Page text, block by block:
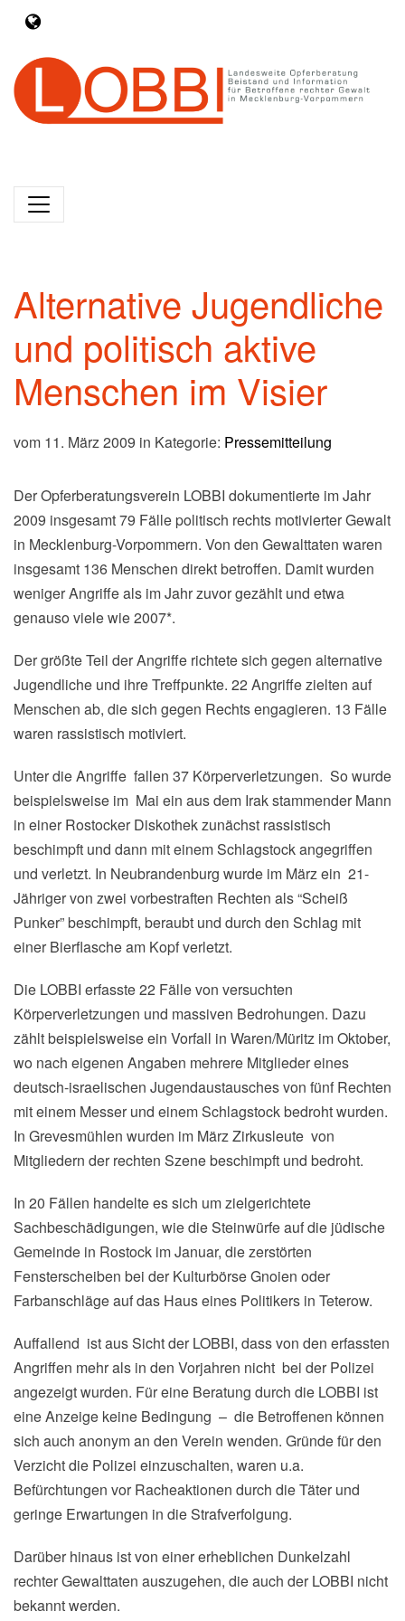
Alternative Jugendliche
und politisch aktive
Menschen im Visier
vom 11. März 2009 in Kategorie: Pressemitteilung
Der Opferberatungsverein LOBBI dokumentierte im Jahr
2009 insgesamt 79 Fälle politisch rechts motivierter Gewalt
in Mecklenburg-Vorpommern. Von den Gewalttaten waren
insgesamt 136 Menschen direkt betroffen. Damit wurden
weniger Angriffe als im Jahr zuvor gezählt und etwa
genauso viele wie 2007*.
Der größte Teil der Angriffe richtete sich gegen alternative
Jugendliche und ihre Treffpunkte. 22 Angriffe zielten auf
Menschen ab, die sich gegen Rechts engagieren. 13 Fälle
waren rassistisch motiviert.
Unter die Angriffe fallen 37 Körperverletzungen. So wurde
beispielsweise im Mai ein aus dem Irak stammender Mann
in einer Rostocker Diskothek zunächst rassistisch
beschimpft und dann mit einem Schlagstock angegriffen
und verletzt. In Neubrandenburg wurde im März ein 21-
Jähriger von zwei vorbestraften Rechten als “Scheiß
Punker” beschimpft, beraubt und durch den Schlag mit
einer Bierflasche am Kopf verletzt.
Die LOBBI erfasste 22 Fälle von versuchten
Körperverletzungen und massiven Bedrohungen. Dazu
zählt beispielsweise ein Vorfall in Waren/Müritz im Oktober,
wo nach eigenen Angaben mehrere Mitglieder eines
deutsch-israelischen Jugendaustausches von fünf Rechten
mit einem Messer und einem Schlagstock bedroht wurden.
In Grevesmühlen wurden im März Zirkusleute von
Mitgliedern der rechten Szene beschimpft und bedroht.
In 20 Fällen handelte es sich um zielgerichtete
Sachbeschädigungen, wie die Steinwürfe auf die jüdische
Gemeinde in Rostock im Januar, die zerstörten
Fensterscheiben bei der Kulturbörse Gnoien oder
Farbanschläge auf das Haus eines Politikers in Teterow.
Auffallend ist aus Sicht der LOBBI, dass von den erfassten
Angriffen mehr als in den Vorjahren nicht bei der Polizei
angezeigt wurden. Für eine Beratung durch die LOBBI ist
eine Anzeige keine Bedingung – die Betroffenen können
sich auch anonym an den Verein wenden. Gründe für den
Verzicht die Polizei einzuschalten, waren u.a.
Befürchtungen vor Racheaktionen durch die Täter und
geringe Erwartungen in die Strafverfolgung.
Darüber hinaus ist von einer erheblichen Dunkelzahl
rechter Gewalttaten auszugehen, die auch der LOBBI nicht
bekannt werden.